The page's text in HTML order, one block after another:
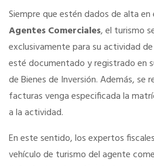
Telefonía AC
Título Oficial
Tu Carnet Profesional,
Portal de Empleo
Siempre que estén dados de alta en
Agentes Comerciales, el turismo
exclusivamente para su actividad
esté documentado y registrado en
de Bienes de Inversión. Además, se
facturas venga especificada la
a la actividad.
En este sentido, los expertos
vehículo de turismo del agente